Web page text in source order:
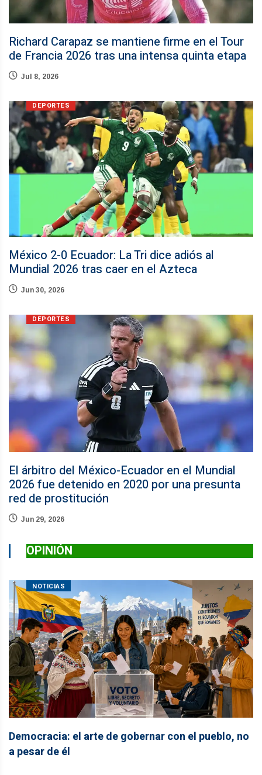
Richard Carapaz se mantiene firme en el Tour
de Francia 2026 tras una intensa quinta etapa
Jul 8, 2026
DEPORTES
México 2-0 Ecuador: La Tri dice adiós al
Mundial 2026 tras caer en el Azteca
Jun 30, 2026
DEPORTES
El árbitro del México-Ecuador en el Mundial
2026 fue detenido en 2020 por una presunta
red de prostitución
Jun 29, 2026
OPINIÓN
NOTICIAS
Democracia: el arte de gobernar con el pueblo, no
a pesar de él